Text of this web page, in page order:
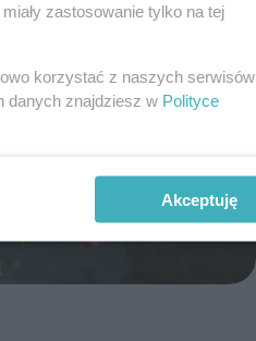
zastosowanie tylko na tej
korzystać z naszych serwisów
danych znajdziesz w Polityce
Akceptuję